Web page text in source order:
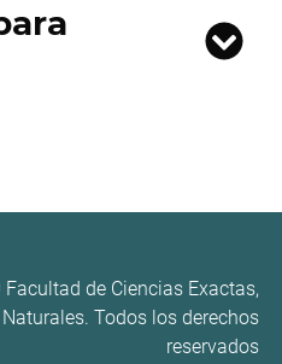
de Ciencias Exactas,
Todos los derechos
reservados